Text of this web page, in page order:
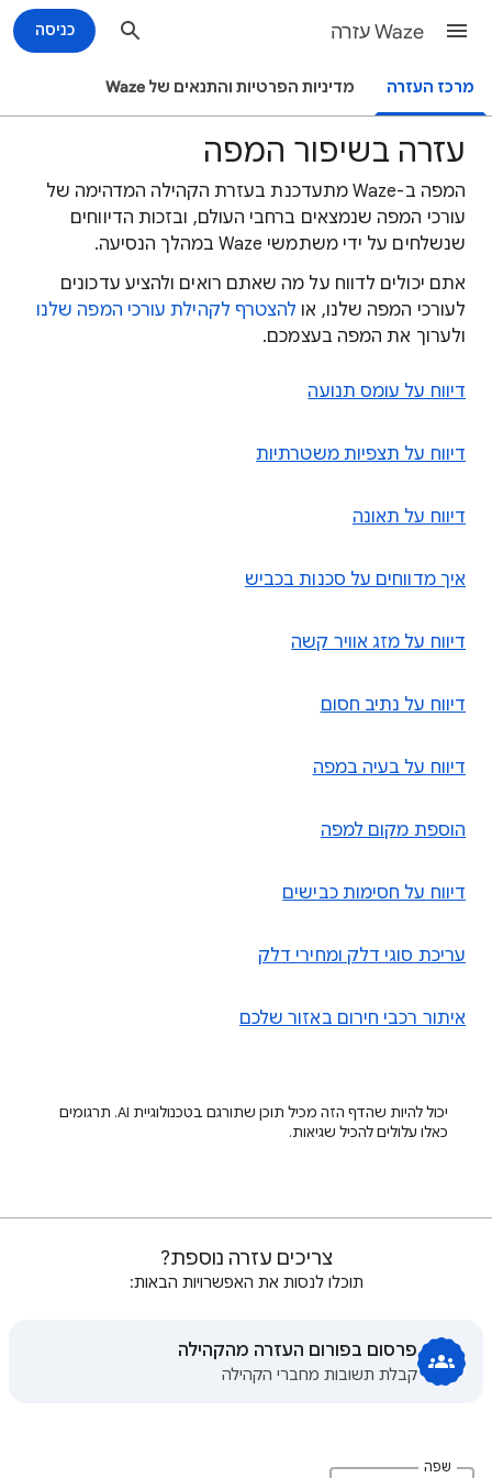
Waze עזרה כניסה
מרכז העזרה מדיניות הפרטיות והתנאים של Waze
עזרה בשיפור המפה
המפה ב-Waze מתעדכנת בעזרת הקהילה המדהימה של
עורכי המפה שנמצאים ברחבי העולם, ובזכות הדיווחים
שנשלחים על ידי משתמשי Waze במהלך הנסיעה.
אתם יכולים לדווח על מה שאתם רואים ולהציע עדכונים
לעורכי המפה שלנו, או להצטרף לקהילת עורכי המפה שלנו
ולערוך את המפה בעצמכם.
דיווח על עומס תנועה
דיווח על תצפיות משטרתיות
דיווח על תאונה
איך מדווחים על סכנות בכביש
דיווח על מזג אוויר קשה
דיווח על נתיב חסום
דיווח על בעיה במפה
הוספת מקום למפה
דיווח על חסימות כבישים
עריכת סוגי דלק ומחירי דלק
איתור רכבי חירום באזור שלכם
יכול להיות שהדף הזה מכיל תוכן שתורגם בטכנולוגיית AI. תרגומים
כאלו עלולים להכיל שגיאות.
צריכים עזרה נוספת?
תוכלו לנסות את האפשרויות הבאות:
פרסום בפורום העזרה מהקהילה
קבלת תשובות מחברי הקהילה
שפה